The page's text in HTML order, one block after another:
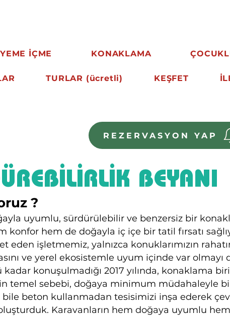
YEME İÇME KONAKLAMA
TURLAR (ücretli) KEŞFET
REZERVASYON YAP
BEYANI
?
uyumlu, sürdürülebilir ve benzersiz bir
hem de doğayla iç içe bir tatil fırsatı
işletmemiz, yalnızca konuklarımızın
ve yerel ekosistemle uyum içinde var olmayı
konuşulmadığı 2017 yılında, konaklama
temel sebebi, doğaya minimum müdahaleyle
beton kullanmadan tesisimizi inşa ederek
Karavanların hem doğaya uyumlu